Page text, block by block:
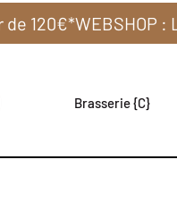
de 120€*
Brasserie {C}